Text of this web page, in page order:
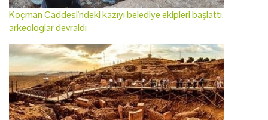
Koçman Caddesi'ndeki kazıyı belediye ekipleri başlattı,
arkeologlar devraldı